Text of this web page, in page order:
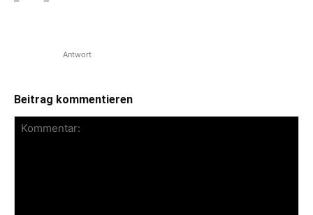
Antwort
Beitrag kommentieren